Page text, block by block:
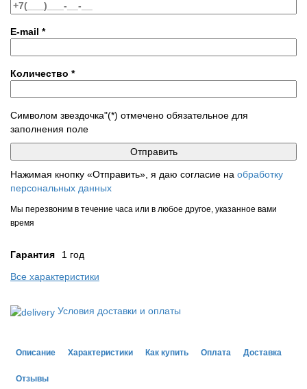
E-mail *
Количество *
Символом звездочка"(*) отмечено обязательное для
заполнения поле
Нажимая кнопку «Отправить», я даю согласие на обработку
персональных данных
Мы перезвоним в течение часа или в любое другое, указанное вами
время
Гарантия
1 год
Все характеристики
Условия доставки и оплаты
Описание Характеристики Как купить Оплата Доставка
Отзывы